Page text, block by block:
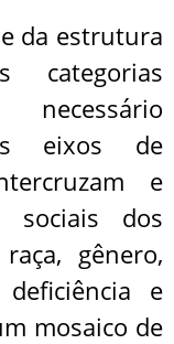
da estrutura
eixos de
e
sociais dos
gênero,
e
mosaico de